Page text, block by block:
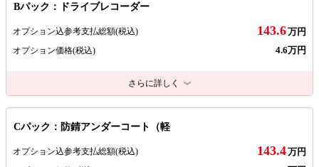
Bパック：ドライブレコーダー
オプション込参考支払総額(税込) 143.6万円
オプション価格(税込) 4.6万円
さらに詳しく
Cパック：防錆アンダーコート（軽
オプション込参考支払総額(税込) 143.4万円